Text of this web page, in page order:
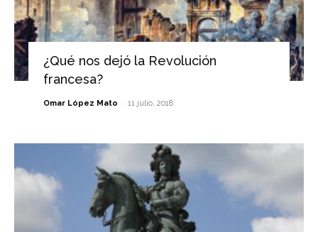
¿Qué nos dejó la Revolución
francesa?
Omar López Mato - 11 julio, 2018